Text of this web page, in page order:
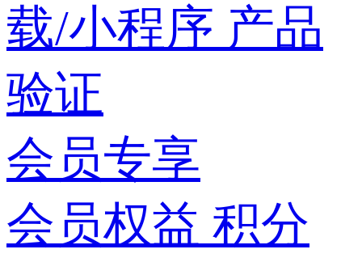
载/小程序 产品
验证
会员专享
会员权益 积分